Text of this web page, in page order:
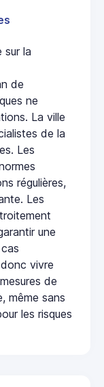
sur la
de
ne
La ville
de la
Les
régulières,
Les
une
vivre
de
même sans
les risques